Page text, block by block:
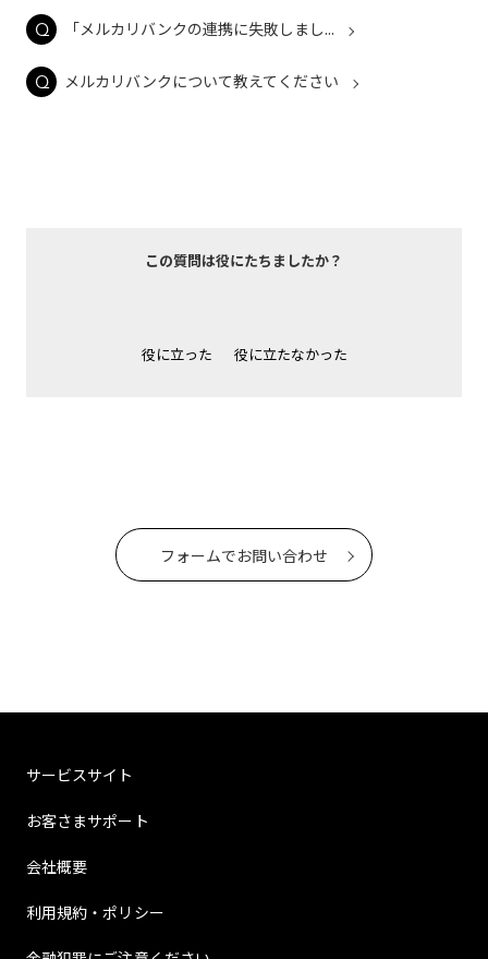
「メルカリバンクの連携に失敗しまし...
メルカリバンクについて教えてください
この質問は役にたちましたか？
役に立った 役に立たなかった
フォームでお問い合わせ
サービスサイト
お客さまサポート
会社概要
利用規約・ポリシー